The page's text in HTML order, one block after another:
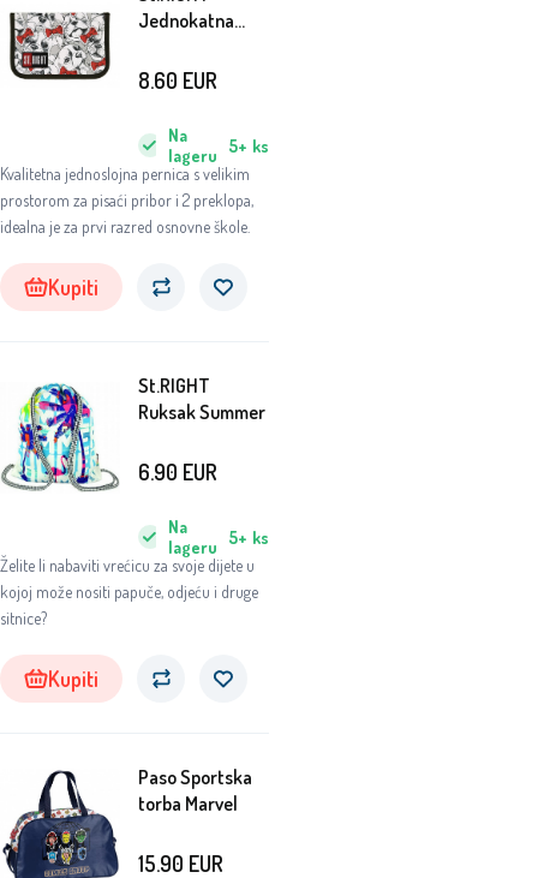
Jednokatna
Kvalitetna jednoslojna pernica s velikim
prostorom za pisaći pribor i 2 preklopa,
idealna je za prvi razred osnovne škole.
Na
lageru
5+ ks
8.60 EUR
Kupiti
St.RIGHT
Ruksak Summer
Želite li nabaviti vrećicu za svoje dijete u
kojoj može nositi papuče, odjeću i druge
sitnice?
Na
lageru
5+ ks
6.90 EUR
Kupiti
Paso Sportska
torba Marvel
15.90 EUR